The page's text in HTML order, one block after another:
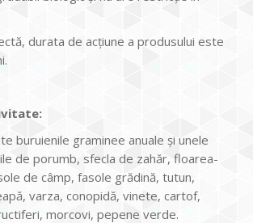
durata de acţiune a produsului este
buruienile graminee anuale şi unele
de porumb, sfecla de zahăr, floarea-
de câmp, fasole grădină, tutun,
varza, conopidă, vinete, cartof,
morcovi, pepene verde.